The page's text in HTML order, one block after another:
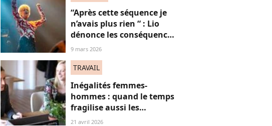
“Après cette séquence je
n’avais plus rien “ : Lio
dénonce les conséquences
de son passage chez
9 mars 2026
TRAVAIL
Inégalités femmes-
hommes : quand le temps
fragilise aussi les
trajectoires financières
21 avril 2026